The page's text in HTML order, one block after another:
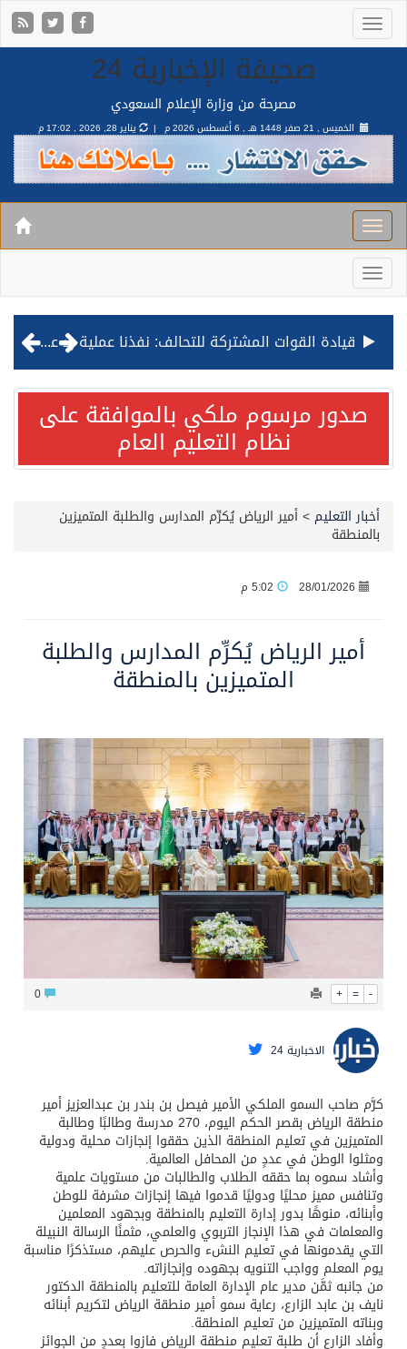
صحيفة الإخبارية 24
مصرحة من وزارة الإعلام السعودي
الخميس , 21 صفر 1448 هـ , 6 أغسطس 2026 م | يناير 28, 2026 , 17:02 م
مصدر مسؤول بالهيئة العامة للنقل: استهداف السفينة السعودية NCC MASA خلال إبحارها في البحر الأحمر نتج عنه إصابة طفيفة في بدنها
صدور مرسوم ملكي بالموافقة على نظام التعليم العام
الشيخ علي الحذيفي في خطبة عرفة: الحج فريضة تتجلى فيها مظاهر التعارف والتآلف والتعاون والتكافل بين أهل الإسلام
قيادة القوات المشتركة للتحالف: نفذنا عملية رد عسكري متناسبة لأهداف عسكرية مشروعة تابعة للمليشيا الحوثية الإرهابية في محافظة الحديدة
صدور مرسوم ملكي بالموافقة على
نظام التعليم العام
أخبار التعليم >أمير الرياض يُكرِّم المدارس والطلبة المتميزين
بالمنطقة
28/01/2026
أمير الرياض يُكرِّم المدارس والطلبة
المتميزين بالمنطقة
+ = -
الاخبارية 24
كرَّم صاحب السمو الملكي الأمير فيصل بن بندر بن عبدالعزيز أمير
منطقة الرياض بقصر الحكم اليوم، 270 مدرسة وطالبًا وطالبة
المتميزين في تعليم المنطقة الذين حققوا إنجازات محلية ودولية
ومثلوا الوطن في عددٍ من المحافل العالمية.
وأشاد سموه بما حققه الطلاب والطالبات من مستويات علمية
وتنافس مميز محليًا ودوليًا قدموا فيها إنجازات مشرفة للوطن
وأبنائه، منوهًا بدور إدارة التعليم بالمنطقة وبجهود المعلمين
والمعلمات في هذا الإنجاز التربوي والعلمي، مثمنًا الرسالة النبيلة
التي يقدمونها في تعليم النشء والحرص عليهم، مستذكرًا مناسبة
يوم المعلم وواجب التنويه بجهوده وإنجازاته.
من جانبه ثمَّن مدير عام الإدارة العامة للتعليم بالمنطقة الدكتور
نايف بن عابد الزارع، رعاية سمو أمير منطقة الرياض لتكريم أبنائه
وبناته المتميزين من تعليم المنطقة.
وأفاد الزارع أن طلبة تعليم منطقة الرياض فازوا بعددٍ من الجوائز